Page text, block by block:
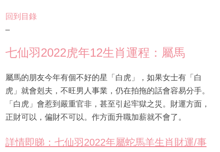
回到目錄
–
七仙羽2022虎年12生肖運程：屬馬
屬馬的朋友今年有個不好的星「白虎」，如果女士有「白
虎」就會剋夫，不旺男人事業，仍在拍拖的話會容易分手。
「白虎」會惹到嚴重官非，甚至引起牢獄之災。財運方面，
正財可以，偏財不可以。作方面升職加薪就不會了。
詳情即睇：七仙羽2022年屬蛇馬羊生肖財運/事